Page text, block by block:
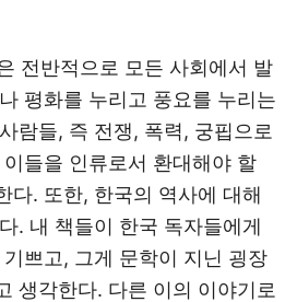
전반적으로 모든 사회에서 발
평화를 누리고 풍요를 누리는
람들, 즉 전쟁, 폭력, 궁핍으로
들을 인류로서 환대해야 할
다. 또한, 한국의 역사에 대해
. 내 책들이 한국 독자들에게
쁘고, 그게 문학이 지닌 굉장
생각한다. 다른 이의 이야기로